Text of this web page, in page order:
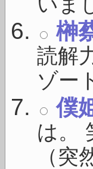
いま
榊
読解
ゾー
僕
は。
（